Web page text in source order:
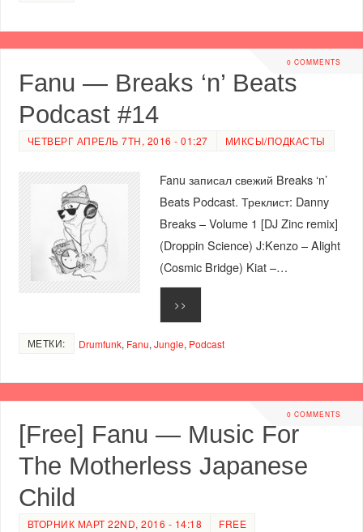
0 COMMENTS
Fanu — Breaks ‘n’ Beats
Podcast #14
ЧЕТВЕРГ АПРЕЛЬ 7TH, 2016 - 01:27 МИКСЫ/ПОДКАСТЫ
Fanu записал свежий Breaks ‘n’
Beats Podcast. Треклист: Danny
Breaks – Volume 1 [DJ Zinc remix]
(Droppin Science) J:Kenzo – Alight
(Cosmic Bridge) Kiat –…
>>
МЕТКИ: Drumfunk, Fanu, Jungle, Podcast
0 COMMENTS
[Free] Fanu — Music For
The Motherless Japanese
Child
ВТОРНИК МАРТ 22ND, 2016 - 14:18 FREE